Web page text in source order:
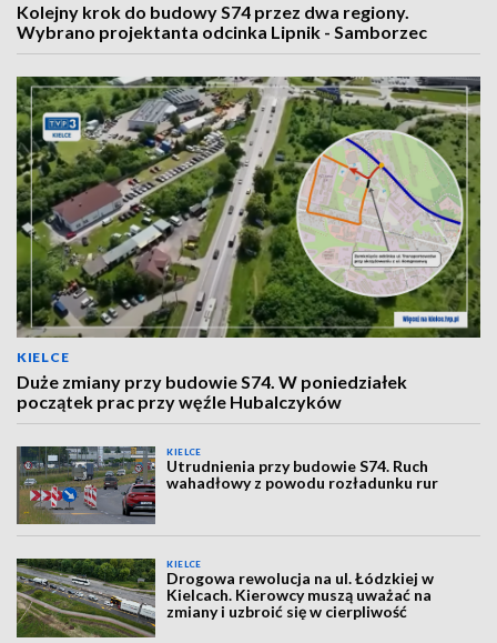
Kolejny krok do budowy S74 przez dwa regiony.
Wybrano projektanta odcinka Lipnik - Samborzec
KIELCE
Duże zmiany przy budowie S74. W poniedziałek
początek prac przy węźle Hubalczyków
KIELCE
Utrudnienia przy budowie S74. Ruch
wahadłowy z powodu rozładunku rur
KIELCE
Drogowa rewolucja na ul. Łódzkiej w
Kielcach. Kierowcy muszą uważać na
zmiany i uzbroić się w cierpliwość